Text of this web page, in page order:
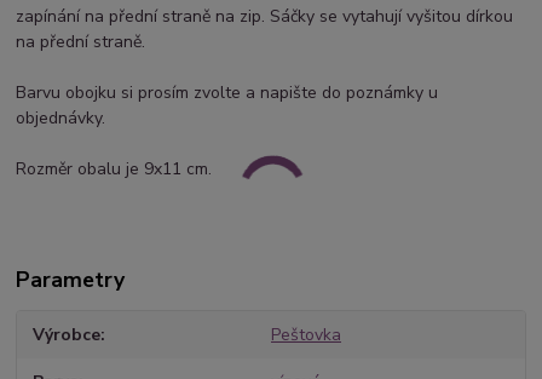
zapínání na přední straně na zip. Sáčky se vytahují vyšitou dírkou
na přední straně.
Barvu obojku si prosím zvolte a napište do poznámky u
objednávky.
Rozměr obalu je 9x11 cm.
Parametry
Výrobce Peštovka